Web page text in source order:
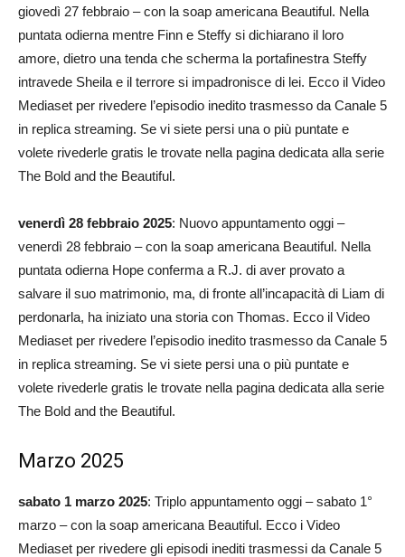
giovedì 27 febbraio – con la soap americana Beautiful. Nella
puntata odierna mentre Finn e Steffy si dichiarano il loro
amore, dietro una tenda che scherma la portafinestra Steffy
intravede Sheila e il terrore si impadronisce di lei. Ecco il Video
Mediaset per rivedere l’episodio inedito trasmesso da Canale 5
in replica streaming. Se vi siete persi una o più puntate e
volete rivederle gratis le trovate nella pagina dedicata alla serie
The Bold and the Beautiful.
venerdì 28 febbraio 2025: Nuovo appuntamento oggi –
venerdì 28 febbraio – con la soap americana Beautiful. Nella
puntata odierna Hope conferma a R.J. di aver provato a
salvare il suo matrimonio, ma, di fronte all’incapacità di Liam di
perdonarla, ha iniziato una storia con Thomas. Ecco il Video
Mediaset per rivedere l’episodio inedito trasmesso da Canale 5
in replica streaming. Se vi siete persi una o più puntate e
volete rivederle gratis le trovate nella pagina dedicata alla serie
The Bold and the Beautiful.
Marzo 2025
sabato 1 marzo 2025: Triplo appuntamento oggi – sabato 1°
marzo – con la soap americana Beautiful. Ecco i Video
Mediaset per rivedere gli episodi inediti trasmessi da Canale 5